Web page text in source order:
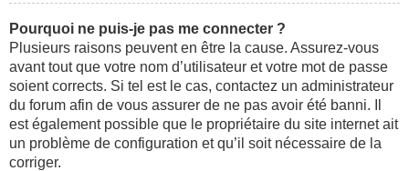
Pourquoi ne puis-je pas me connecter ?
Plusieurs raisons peuvent en être la cause. Assurez-vous
avant tout que votre nom d’utilisateur et votre mot de passe
soient corrects. Si tel est le cas, contactez un administrateur
du forum afin de vous assurer de ne pas avoir été banni. Il
est également possible que le propriétaire du site internet ait
un problème de configuration et qu’il soit nécessaire de la
corriger.